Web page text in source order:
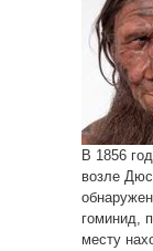
В 1856
возле
гоминид,
месту